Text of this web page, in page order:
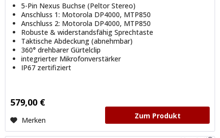
5-Pin Nexus Buchse (Peltor Stereo)
Anschluss 1: Motorola DP4000, MTP850
Anschluss 2: Motorola DP4000, MTP850
Robuste & widerstandsfähig Sprechtaste
Taktische Abdeckung (abnehmbar)
360° drehbarer Gürtelclip
integrierter Mikrofonverstärker
IP67 zertifiziert
579,00 €
Merken Zum Produkt